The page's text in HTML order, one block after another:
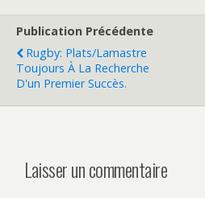
Publication Précédente
Rugby: Plats/Lamastre
Toujours À La Recherche
D'un Premier Succès.
Laisser un commentaire